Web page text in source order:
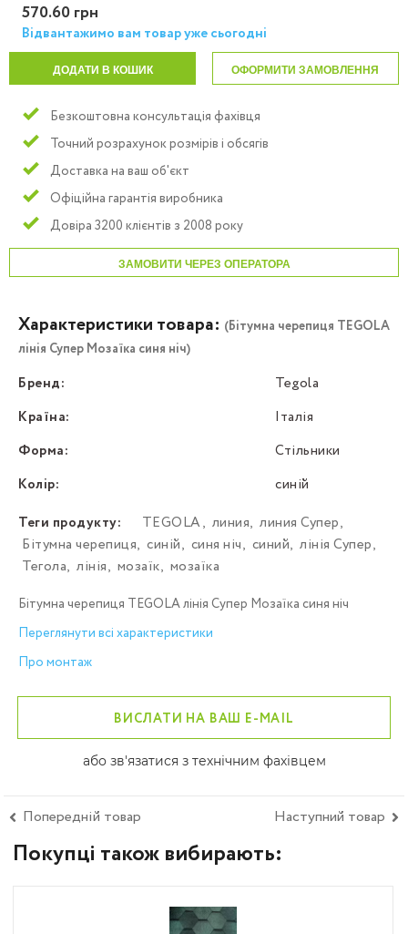
570.60 грн
Відвантажимо вам товар уже сьогодні
ДОДАТИ В КОШИК ОФОРМИТИ ЗАМОВЛЕННЯ
Безкоштовна консультація фахівця
Точний розрахунок розмірів і обсягів
Доставка на ваш об'єкт
Офіційна гарантія виробника
Довіра 3200 клієнтів з 2008 року
ЗАМОВИТИ ЧЕРЕЗ ОПЕРАТОРА
Характеристики товара: (Бітумна черепиця TEGOLA
лінія Супер Мозаїка синя ніч)
Бренд:
Tegola
Країна:
Італія
Форма:
Стільники
Колір:
синій
Теги продукту:
TEGOLA, линия, линия Супер,
Бітумна черепиця, синій, синя ніч, синий, лінія Супер,
Тегола, лінія, мозаїк, мозаїка
Бітумна черепиця TEGOLA лінія Супер Мозаїка синя ніч
Переглянути всі характеристики
Про монтаж
ВИСЛАТИ НА ВАШ E-MAIL
або зв'язатися з технічним фахівцем
Попередній товар Наступний товар
Покупці також вибирають: